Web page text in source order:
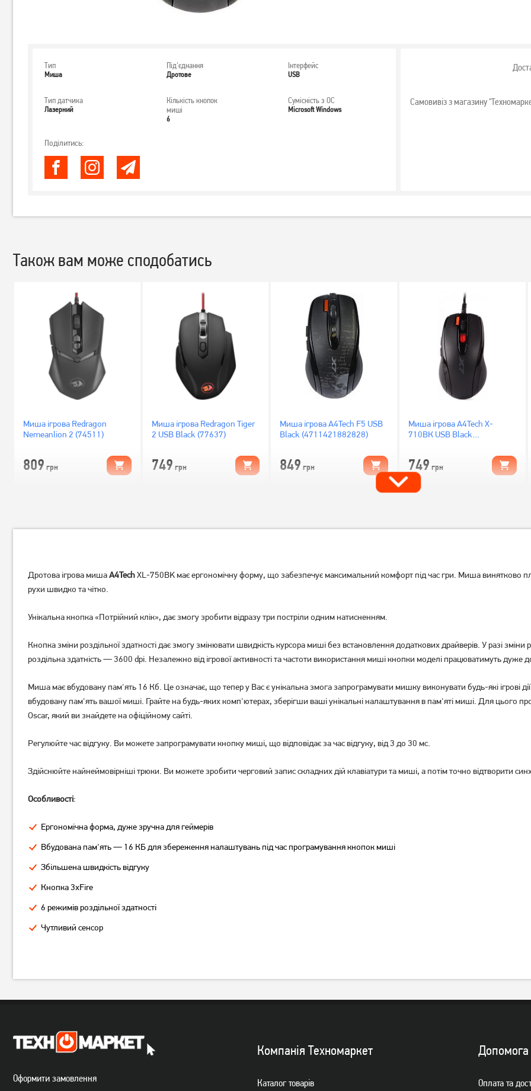
Тип
Миша
Під'єднання
Дротове
Інтерфейс
USB
Тип датчика
Лазерний
Кількість кнопок
миші
6
Сумісність з ОС
Microsoft Windows
Поділитись:
Самовивіз з магазину
Також вам може сподобатись
Миша ігрова Redragon
Nemeanlion 2 (74511)
809 грн
Миша ігрова Redragon Tiger
2 USB Black (77637)
749 грн
Миша ігрова A4Tech F5 USB
Black (4711421882828)
849 грн
Миша ігрова A4Tech X-
710BК USB Black
749 грн
Black (4711421758994)
ES5 USB Stone Black
(4711421979351)
W70 Max USB Stone Black
(4711421955348)
Миша ігрова A4Tech X-
710MK Black
749
Ігрова миша Jedel CP79
Black
BLACK
Дротова ігрова мишаA4TechХL-750BK має ергономічну форму, що забезпечує максимальний комфорт під час гри. Миша винятково
рухи швидко та чітко.
Унікальна кнопка «Потрійний клік», дає змогу зробити відразу три постріли одним натисненням.
Кнопка зміни роздільної здатності дає змогу змінювати швидкість курсора миші без встановлення додаткових драйверів. У разі
роздільна здатність — 3600 dpi. Незалежно від ігрової активності та частоти використання миші кнопки моделі працюватимуть дуже
Миша має вбудовану пам'ять 16 Кб. Це означає, що тепер у Вас є унікальна змога запрограмувати мишку виконувати будь-які ігрові
вбудовану пам'ять вашої миші. Грайте на будь-яких комп'ютерах, зберігши ваші унікальні налаштування в пам'яті миші. Для цього
Oscar, який ви знайдете на офіційному сайті.
Регулюйте час відгуку. Ви можете запрограмувати кнопку миші, що відповідає за час відгуку, від 3 до 30 мс.
Здійснюйте найнеймовірніші трюки. Ви можете зробити черговий запис складних дій клавіатури та миші, а потім точно відтворити
Особливості:
Ергономічна форма, дуже зручна для геймерів
Вбудована пам'ять — 16 КБ для збереження налаштувань під час програмування кнопок миші
Збільшена швидкість відгуку
Кнопка 3xFire
6 режимів роздільної здатності
Чутливий сенсор
Оформити замовлення
Компанiя Техномаркет
Каталог товарiв
Допомога
Оплата та